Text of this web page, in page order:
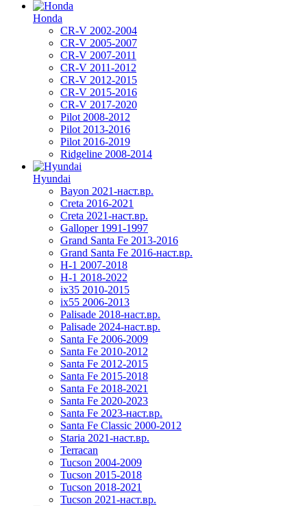
Honda
CR-V 2002-2004
CR-V 2005-2007
CR-V 2007-2011
CR-V 2011-2012
CR-V 2012-2015
CR-V 2015-2016
CR-V 2017-2020
Pilot 2008-2012
Pilot 2013-2016
Pilot 2016-2019
Ridgeline 2008-2014
Hyundai
Bayon 2021-наст.вр.
Creta 2016-2021
Creta 2021-наст.вр.
Galloper 1991-1997
Grand Santa Fe 2013-2016
Grand Santa Fe 2016-наст.вр.
H-1 2007-2018
H-1 2018-2022
ix35 2010-2015
ix55 2006-2013
Palisade 2018-наст.вр.
Palisade 2024-наст.вр.
Santa Fe 2006-2009
Santa Fe 2010-2012
Santa Fe 2012-2015
Santa Fe 2015-2018
Santa Fe 2018-2021
Santa Fe 2020-2023
Santa Fe 2023-наст.вр.
Santa Fe Classic 2000-2012
Staria 2021-наст.вр.
Terracan
Tucson 2004-2009
Tucson 2015-2018
Tucson 2018-2021
Tucson 2021-наст.вр.